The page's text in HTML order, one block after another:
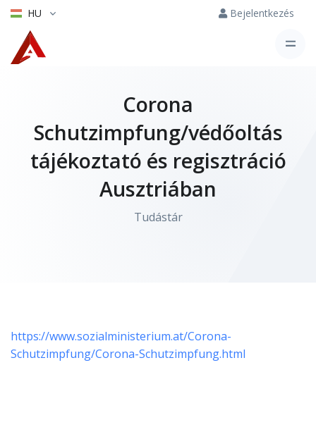
HU Bejelentkezés
Corona
Schutzimpfung/védőoltás
tájékoztató és regisztráció
Ausztriában
Tudástár
https://www.sozialministerium.at/Corona-
Schutzimpfung/Corona-Schutzimpfung.html